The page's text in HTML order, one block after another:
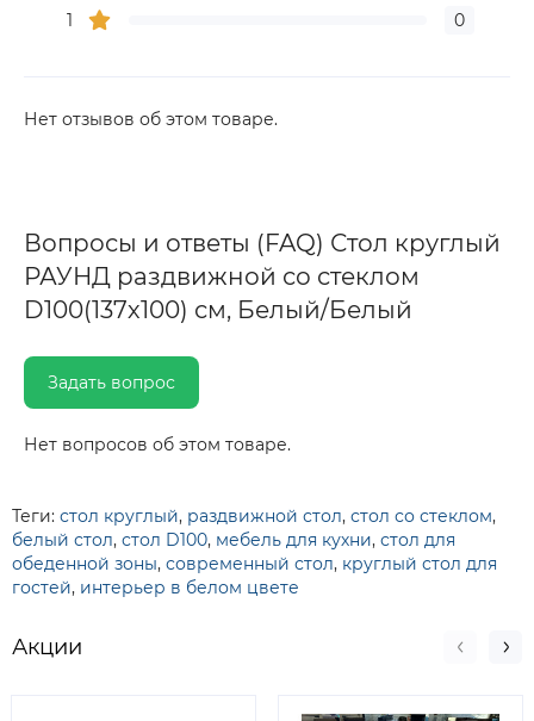
1
0
Нет отзывов об этом товаре.
Вопросы и ответы (FAQ) Стол круглый
РАУНД раздвижной со стеклом
D100(137х100) см, Белый/Белый
Задать вопрос
Нет вопросов об этом товаре.
Теги: стол круглый, раздвижной стол, стол со стеклом,
белый стол, стол D100, мебель для кухни, стол для
обеденной зоны, современный стол, круглый стол для
гостей, интерьер в белом цвете
Акции